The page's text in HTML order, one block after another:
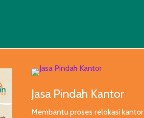
Jasa Pindah Kantor
Membantu proses relokasi kantor